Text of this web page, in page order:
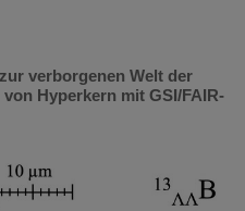
verborgenen Welt der
Hyperkern mit GSI/FAIR-